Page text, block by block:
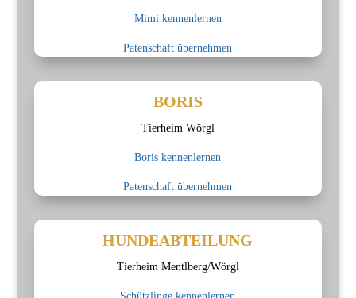
Mimi kennenlernen
Patenschaft übernehmen
BORIS
Tierheim Wörgl
Boris kennenlernen
Patenschaft übernehmen
HUNDEABTEILUNG
Tierheim Mentlberg/Wörgl